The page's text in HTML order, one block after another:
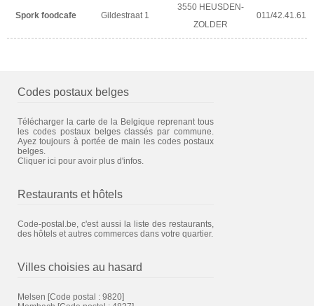
Spork foodcafe Gildestraat 1
3550 HEUSDEN-
ZOLDER
011/42.41.61
Codes postaux belges
Télécharger la carte de la Belgique reprenant tous
les codes postaux belges classés par commune.
Ayez toujours à portée de main les codes postaux
belges.
Cliquer ici pour avoir plus d'infos.
Restaurants et hôtels
Code-postal.be, c'est aussi la liste des restaurants,
des hôtels et autres commerces dans votre quartier.
Villes choisies au hasard
Melsen [Code postal : 9820]